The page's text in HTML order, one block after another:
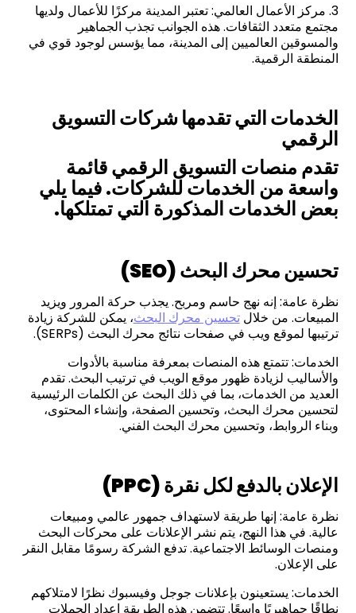
3. مركز الأعمال العالمي: تعتبر المدينة مركزًا للأعمال ولديها
مجتمع متعدد الثقافات. هذه الجوانب تجذب الجماهير
والمسوقين العالميين إلى المدينة، مما يؤسس لوجود قوي في
المنطقة الرقمية.
الخدمات التي تقدمها شركات التسويق
الرقمي
تقدم منصات التسويق الرقمي قائمة
واسعة من الخدمات للشركات. فيما يلي
بعض الخدمات المذكورة التي تمتلكها.
تحسين محرك البحث (SEO
)
نظرة عامة: إنه نهج حاسم ومربح. يجذب حركة المرور ويزيد
المبيعات. من خلالتحسين محرك البحث، يمكن للشركة زيادة
ترتيبها لموقع ويب في صفحات نتائج محرك البحث (SERPs).
الخدمات: تتمتع هذه المنصات بمعرفة مناسبة بالأدوات
والأساليب لزيادة ظهور موقع الويب في ترتيب البحث. تقدم
العديد من الخدمات، بما في ذلك البحث عن الكلمات الرئيسية
لتحسين محرك البحث، وتحسين الصفحة، وإنشاء المحتوى،
وبناء الروابط، وتحسين محرك البحث الفني.
الإعلان بالدفع لكل نقرة (PPC
)
نظرة عامة: إنها طريقة لاستهداف جمهور عالمي ومبيعات
عالية. في هذا النهج، يتم نشر الإعلانات على محركات البحث
ومنصات الوسائط الاجتماعية. تدفع الشركة رسومًا مقابل النقر
على الإعلان.
الخدمات: يستعينون بإعلانات جوجل وفيسبوك نظرًا لامتلاكهم
نطاقًا جماهيريًا واسعًا. تتضمن هذه الطريقة إعداد الحملات